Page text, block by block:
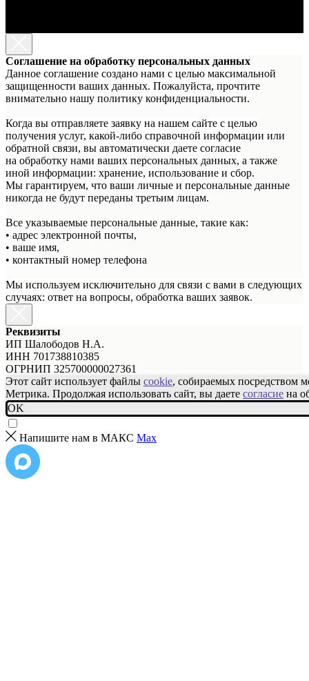
Соглашение на обработку персональных данных
Данное соглашение создано нами с целью максимальной
защищенности ваших данных. Пожалуйста, прочтите
внимательно нашу политику конфиденциальности.
Когда вы отправляете заявку на нашем сайте с целью
получения услуг, какой-либо справочной информации или
обратной связи, вы автоматически даете согласие
на обработку нами ваших персональных данных, а также
иной информации: хранение, использование и сбор.
Мы гарантируем, что ваши личные и персональные данные
никогда не будут переданы третьим лицам.
Все указываемые персональные данные, такие как:
• адрес электронной почты,
• ваше имя,
• контактный номер телефона
Мы используем исключительно для связи с вами в следующих
случаях: ответ на вопросы, обработка ваших заявок.
Реквизиты
ИП Шалободов Н.А.
ИНН 701738810385
ОГРНИП 325700000027361
Этот сайт использует файлы cookie, собираемых посредством
Метрика. Продолжая использовать сайт, вы даете согласие на
OK
Напишите нам в МАКС Max